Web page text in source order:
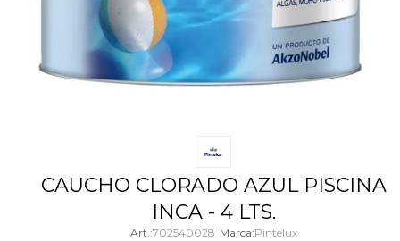
CAUCHO CLORADO AZUL PISCINA
INCA - 4 LTS.
702540028 Pintelux